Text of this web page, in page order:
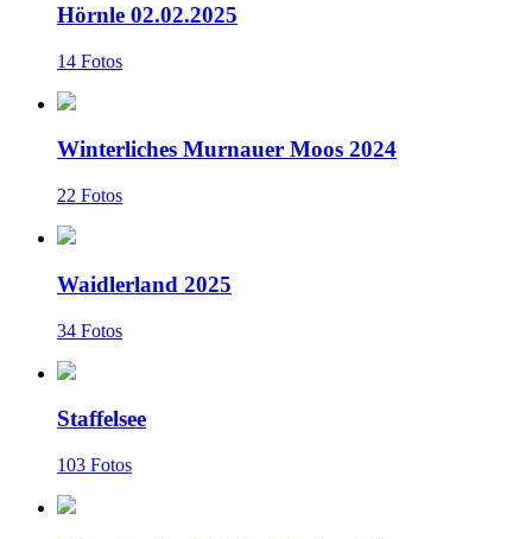
Hörnle 02.02.2025
14 Fotos
Winterliches Murnauer Moos 2024
22 Fotos
Waidlerland 2025
34 Fotos
Staffelsee
103 Fotos